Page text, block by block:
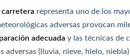
carretera representa uno de los
adversas provocan
adecuada y las técnicas de
adversas (lluvia, nieve, hielo,